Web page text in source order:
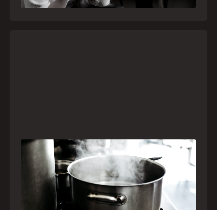
21 julho, 2026
Frio leva brasileiros a improvisar para se
aquecer e aumenta risco de queimaduras
dentro de casa
O inverno chegou e, com ele, práticas perigosas
para espantar o frio voltam a ser comuns. Saiba